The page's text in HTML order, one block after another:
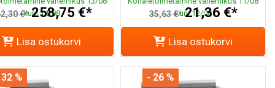
kuni 14/08
€* 258,75 €*
Lisa ostukorvi
kuni 12/08
35,63 €* 21,36 €*
Lisa ostukorvi
% - 26 %